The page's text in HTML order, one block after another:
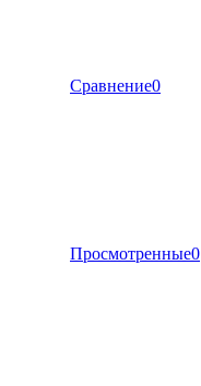
Сравнение0
Просмотренные0